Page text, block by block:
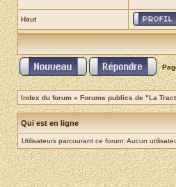
Haut
Index du forum » Forums publics de "La
Qui est en ligne
Utilisateurs parcourant ce forum: Aucun